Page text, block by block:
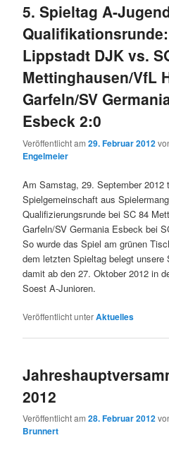
5. Spieltag A-
Lippstadt DJK vs.
Mettinghausen/VfL
Garfeln/SV
Esbeck 2:0
Veröffentlicht am29. Februar 2012
Engelmeier
Am Samstag, 29. September 2012
Spielgemeinschaft aus
Qualifizierungsrunde bei SC 84
Garfeln/SV Germania Esbeck bei
So wurde das Spiel am grünen
dem letzten Spieltag belegt
damit ab den 27. Oktober 2012 in
Soest A-Junioren.
Veröffentlicht unterAktuelles
2012
Veröffentlicht am28. Februar 2012
Brunnert